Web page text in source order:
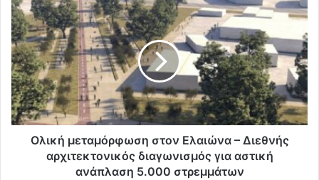
Ολική μεταμόρφωση στον Ελαιώνα – Διεθνής
αρχιτεκτονικός διαγωνισμός για αστική
ανάπλαση 5.000 στρεμμάτων